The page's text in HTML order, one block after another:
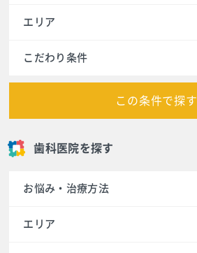
エリア
こだわり条件
この条件で探す
歯科医院を探す
お悩み・治療方法
エリア